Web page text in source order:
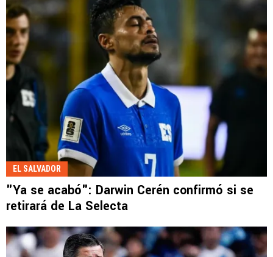
EL SALVADOR
"Ya se acabó": Darwin Cerén confirmó si se
retirará de La Selecta